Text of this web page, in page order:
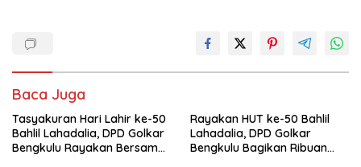
Baca Juga
Tasyakuran Hari Lahir ke-50
Bahlil Lahadalia, DPD Golkar
Bengkulu Rayakan Bersama
Rayakan HUT ke-50 Bahlil
Lahadalia, DPD Golkar
Bengkulu Bagikan Ribuan